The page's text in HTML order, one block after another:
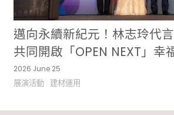
邁向永續新紀元！林志玲代
共同開啟「OPEN NEXT」幸
2026 June 25
展演活動 建材運用